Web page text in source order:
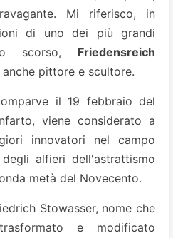
Mi riferisco, in
di uno dei più grandi
scorso, Friedensreich
anche pittore e scultore.
il 19 febbraio del
viene considerato a
innovatori nel campo
alfieri dell'astrattismo
metà del Novecento.
Stowasser, nome che
e modificato